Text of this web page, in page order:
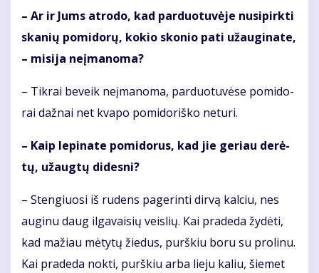
– Ar ir Jums at­ro­do, kad par­duo­tu­vė­je nu­si­pirk­ti
ska­nių po­mi­do­rų, ko­kio sko­nio pa­ti už­au­gi­na­te,
– mi­si­ja ne­įma­no­ma?
– Tik­rai be­veik ne­įma­no­ma, par­duo­tu­vė­se po­mi­do­
rai daž­nai net kva­po po­mi­do­riš­ko ne­tu­ri.
– Kaip le­pi­na­te po­mi­do­rus, kad jie ge­riau de­rė­
tų, už­aug­tų di­des­ni?
– Sten­giuo­si iš ru­dens pa­ge­rin­ti dir­vą kal­ciu, nes
au­gi­nu daug il­ga­vai­sių veis­lių. Kai pra­de­da žy­dė­ti,
kad ma­žiau mė­ty­tų žie­dus, purš­kiu bo­ru su pro­li­nu.
Kai pra­de­da nok­ti, purš­kiu ar­ba lie­ju ka­liu, šie­met